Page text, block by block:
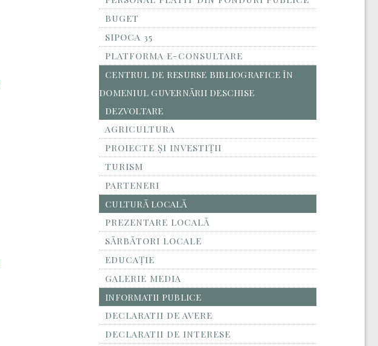
BUGET
SIPOCA 35
PLATFORMA E-CONSULTARE
CENTRUL DE RESURSE BIBLIOGRAFICE ÎN
DOMENIUL GUVERNĂRII DESCHISE
DEZVOLTARE
AGRICULTURA
PROIECTE ȘI INVESTIȚII
TURISM
PARTENERI
CULTURĂ LOCALĂ
PREZENTARE LOCALĂ
SĂRBĂTORI LOCALE
EDUCAȚIE
GALERIE MEDIA
INFORMATII PUBLICE
DECLARATII DE AVERE
DECLARATII DE INTERESE